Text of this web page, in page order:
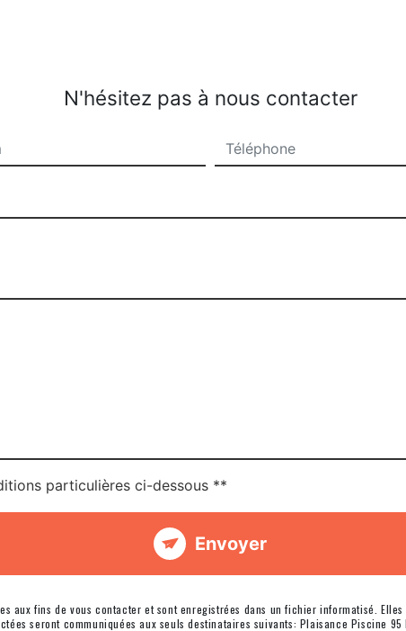
N'hésitez pas à nous contacter
particulières ci-dessous **
Envoyer
aux fins de vous contacter et sont enregistrées dans un fichier informatisé.
seront communiquées aux seuls destinataires suivants: Plaisance Piscine 95